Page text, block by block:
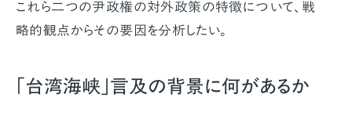
これら二つの尹政権の対外政策の特徴について、戦
略的観点からその要因を分析したい。
「台湾海峡」言及の背景に何があるか